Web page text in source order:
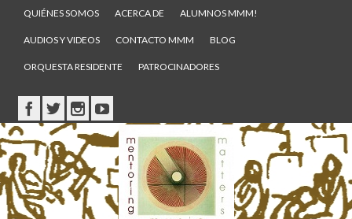
QUIÉNES SOMOS ACERCA DE ALUMNOS MMM!
AUDIOS Y VIDEOS CONTACTO MMM BLOG
ORQUESTA RESIDENTE PATROCINADORES